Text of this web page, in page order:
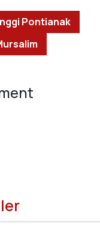
Pontianak